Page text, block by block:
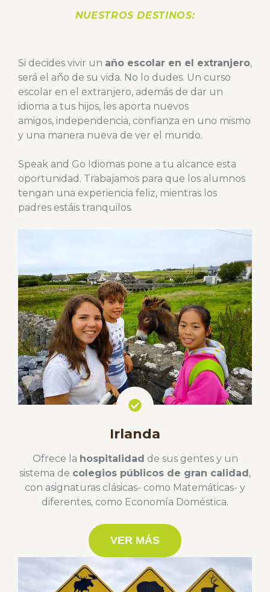
NUESTROS DESTINOS:
Si decides vivir un año escolar en el extranjero,
será el año de su vida. No lo dudes. Un curso
escolar en el extranjero, además de dar un
idioma a tus hijos, les aporta nuevos
amigos, independencia, confianza en uno mismo
y una manera nueva de ver el mundo.
Speak and Go Idiomas pone a tu alcance esta
oportunidad. Trabajamos para que los alumnos
tengan una experiencia feliz, mientras los
padres estáis tranquilos.
Irlanda
Ofrece la hospitalidad de sus gentes y un
sistema de colegios públicos de gran calidad,
con asignaturas clásicas- como Matemáticas- y
diferentes, como Economía Doméstica.
VER MÁS